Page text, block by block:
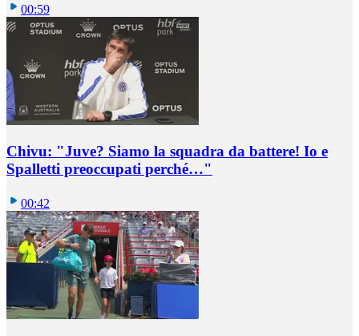
00:59
Chivu: "Juve? Siamo la squadra da battere! Io e
Spalletti preoccupati perché…"
00:42